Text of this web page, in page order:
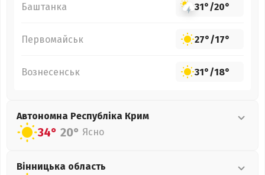
Баштанка 31°/20°
Первомайськ 27°/17°
Вознесенськ 31°/18°
Автономна Республіка Крим
34° 20° Ясно
Вінницька область